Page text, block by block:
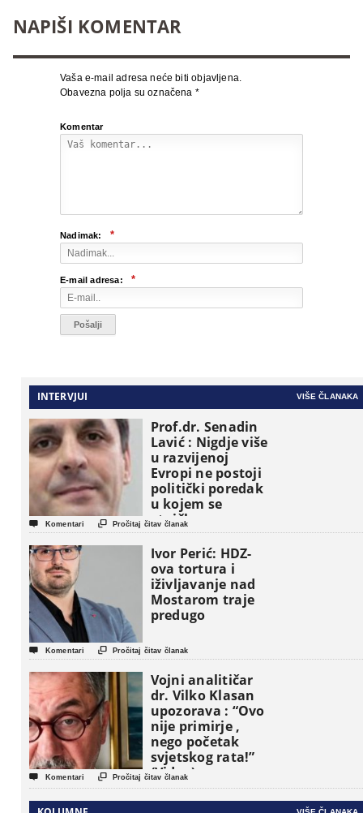
NAPIŠI KOMENTAR
Vaša e-mail adresa neće biti objavljena.
Obavezna polja su označena *
Komentar
Nadimak: *
E-mail adresa: *
INTERVJUI VIŠE ČLANAKA
Prof.dr. Senadin
Lavić : Nigdje više
u razvijenoj
Evropi ne postoji
politički poredak
u kojem se
etničke grupe
pojavljuju kao
osnovne
političke jedinice
 Komentari  Pročitaj čitav članak
Ivor Perić: HDZ-
ova tortura i
iživljavanje nad
Mostarom traje
predugo
 Komentari  Pročitaj čitav članak
Vojni analitičar
dr. Vilko Klasan
upozorava : “Ovo
nije primirje ,
nego početak
svjetskog rata!”
(Video)
 Komentari  Pročitaj čitav članak